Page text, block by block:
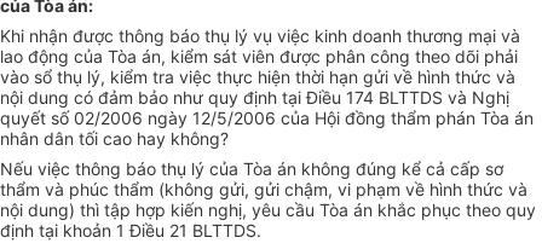
của Tòa án:
Khi nhận được thông báo thụ lý vụ việc kinh doanh thương mại và
lao động của Tòa án, kiểm sát viên được phân công theo dõi phải
vào sổ thụ lý, kiểm tra việc thực hiện thời hạn gửi về hình thức và
nội dung có đảm bảo như quy định tại Điều 174 BLTTDS và Nghị
quyết số 02/2006 ngày 12/5/2006 của Hội đồng thẩm phán Tòa án
nhân dân tối cao hay không?
Nếu việc thông báo thụ lý của Tòa án không đúng kể cả cấp sơ
thẩm và phúc thẩm (không gửi, gửi chậm, vi phạm về hình thức và
nội dung) thì tập hợp kiến nghị, yêu cầu Tòa án khắc phục theo quy
định tại khoản 1 Điều 21 BLTTDS.